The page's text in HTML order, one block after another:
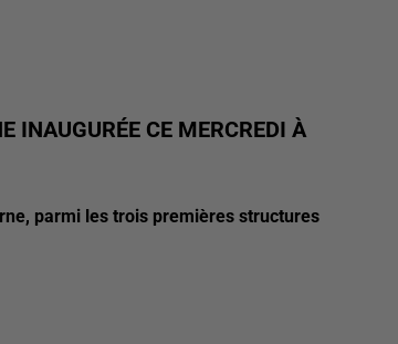
INAUGURÉE CE MERCREDI À
parmi les trois premières structures